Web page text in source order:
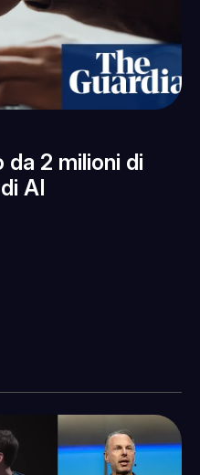
da 2 milioni di
AI